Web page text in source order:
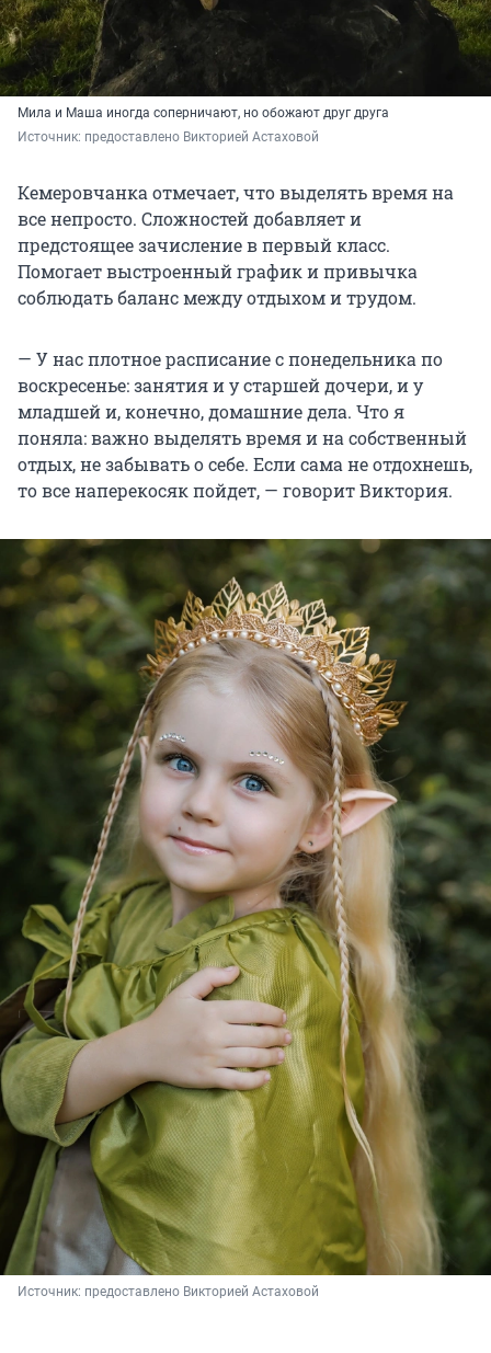
Мила и Маша иногда соперничают, но обожают друг друга
Источник: предоставлено Викторией Астаховой
Кемеровчанка отмечает, что выделять время на
все непросто. Сложностей добавляет и
предстоящее зачисление в первый класс.
Помогает выстроенный график и привычка
соблюдать баланс между отдыхом и трудом.
— У нас плотное расписание с понедельника по
воскресенье: занятия и у старшей дочери, и у
младшей и, конечно, домашние дела. Что я
поняла: важно выделять время и на собственный
отдых, не забывать о себе. Если сама не отдохнешь,
то все наперекосяк пойдет, — говорит Виктория.
Источник: предоставлено Викторией Астаховой